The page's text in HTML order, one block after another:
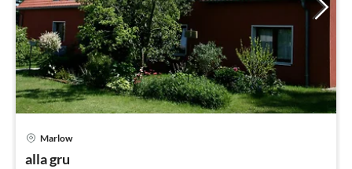
Marlow
alla gru